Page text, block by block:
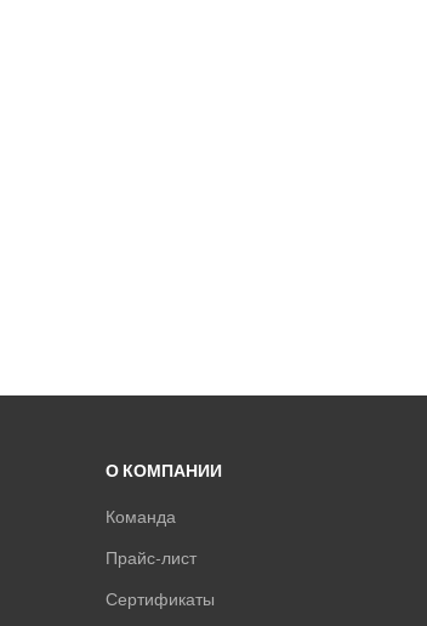
О КОМПАНИИ
Команда
Прайс-лист
Сертификаты